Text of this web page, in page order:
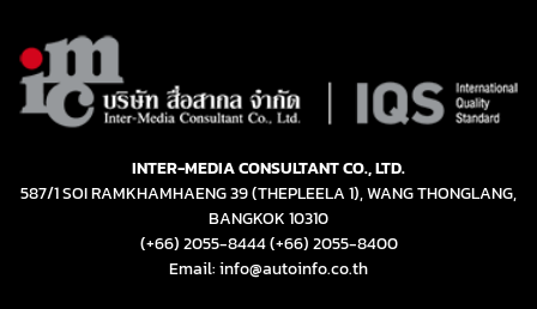
INTER-MEDIA CONSULTANT CO., LTD.
587/1 SOI RAMKHAMHAENG 39 (THEPLEELA 1), WANG THONGLANG,
BANGKOK 10310
(+66) 2055-8444(+66) 2055-8400
Email: info@autoinfo.co.th